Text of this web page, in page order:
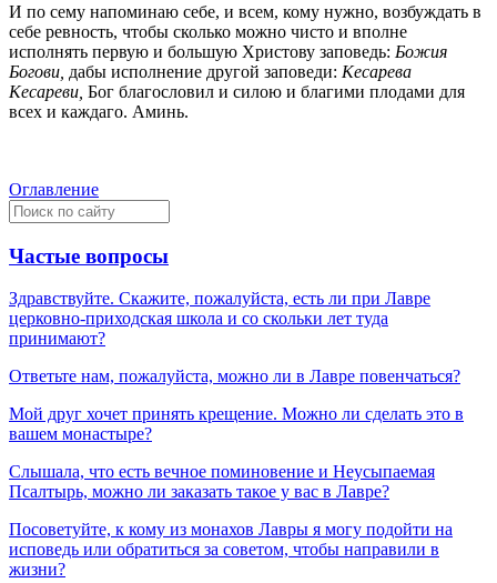
И по сему напоминаю себе, и всем, кому нужно, возбуждать в
себе ревность, чтобы сколько можно чисто и вполне
исполнять первую и большую Христову заповедь: Божия
Богови, дабы исполнение другой заповеди: Кесарева
Кесареви, Бог благословил и силою и благими плодами для
всех и каждаго. Аминь.
Оглавление
Частые вопросы
Здравствуйте. Скажите, пожалуйста, есть ли при Лавре
церковно-приходская школа и со скольки лет туда
принимают?
Ответьте нам, пожалуйста, можно ли в Лавре повенчаться?
Мой друг хочет принять крещение. Можно ли сделать это в
вашем монастыре?
Слышала, что есть вечное поминовение и Неусыпаемая
Псалтырь, можно ли заказать такое у вас в Лавре?
Посоветуйте, к кому из монахов Лавры я могу подойти на
исповедь или обратиться за советом, чтобы направили в
жизни?